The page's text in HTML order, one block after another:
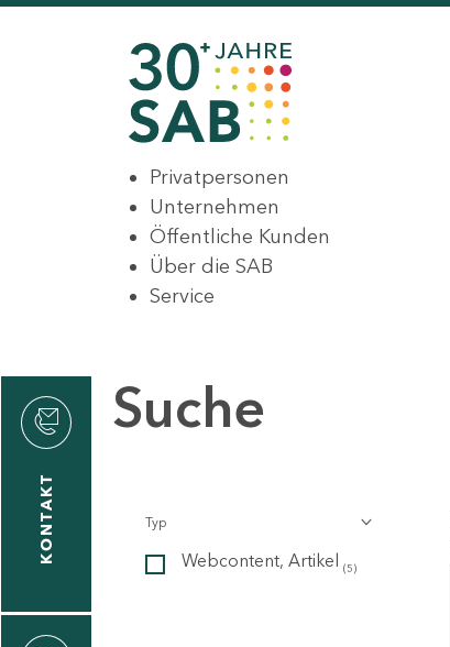
Privatpersonen
Unternehmen
Öffentliche Kunden
Über die SAB
Service
KONTAKT
Suche
Typ
Webcontent, Artikel (5)